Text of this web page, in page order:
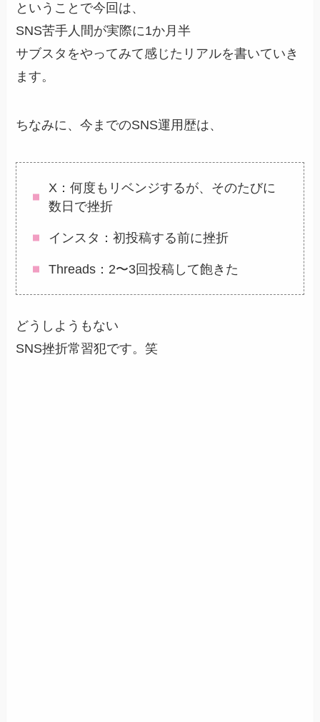
ということで今回は、
SNS苦手人間が実際に1か月半
サブスタをやってみて感じたリアルを書いていき
ます。
ちなみに、今までのSNS運用歴は、
X：何度もリベンジするが、そのたびに
数日で挫折
インスタ：初投稿する前に挫折
Threads：2〜3回投稿して飽きた
どうしようもない
SNS挫折常習犯です。笑